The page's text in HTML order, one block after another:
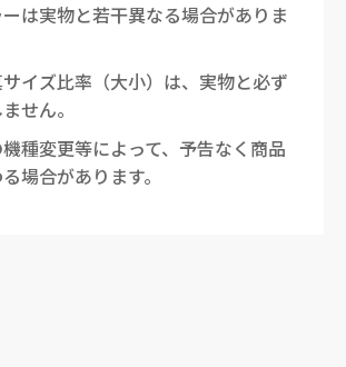
は実物と若干異なる場合がありま
イズ比率（大小）は、実物と必ず
せん。
種変更等によって、予告なく商品
場合があります。